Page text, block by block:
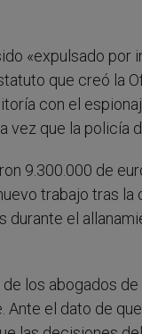
«expulsado
que creó la
con el
vez que la policía
9.300.000 de
trabajo tras
durante el
los abogados
Ante el dato de